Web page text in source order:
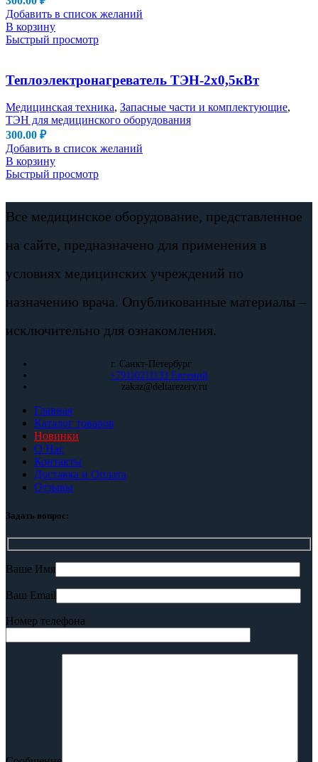
Добавить в список желаний
В корзину
Быстрый просмотр
Теплоэлектронагреватель ТЭН-2х0,5кВт
Медицинская техника, Запасные части и комплектующие,
ТЭН для медицинского оборудования
300.00 ₽
Добавить в список желаний
В корзину
Быстрый просмотр
Все медицинское оборудование, представленное
на сайте, предназначено для применения в
условиях медицинских учреждений по
назначению врача. Опубликованные материалы –
исключительно для ознакомления.
г. Санкт-Петербург
+79110211133 Евгений
zakaz@deltarezerv.ru
Главная
Каталог товаров
Новинки
О Нас
Контакты
Доставка и Оплата
Отзывы
Задать вопрос:
Ваше Имя
Ваш Email
Номер телефона